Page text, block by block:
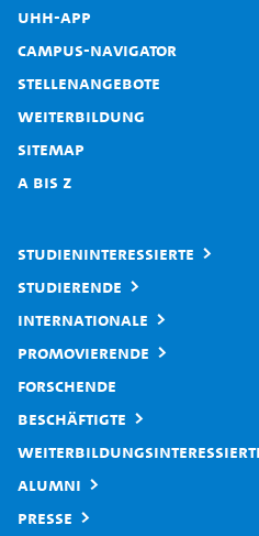
UHH-App
Campus-Navigator
Stellenangebote
Weiterbildung
Sitemap
A bis Z
Studieninteressierte
Studierende
Internationale
Promovierende
Forschende
Beschäftigte
Alumni
Presse